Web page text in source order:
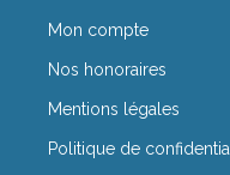
Mon compte
Nos honoraires
Mentions légales
Politique de